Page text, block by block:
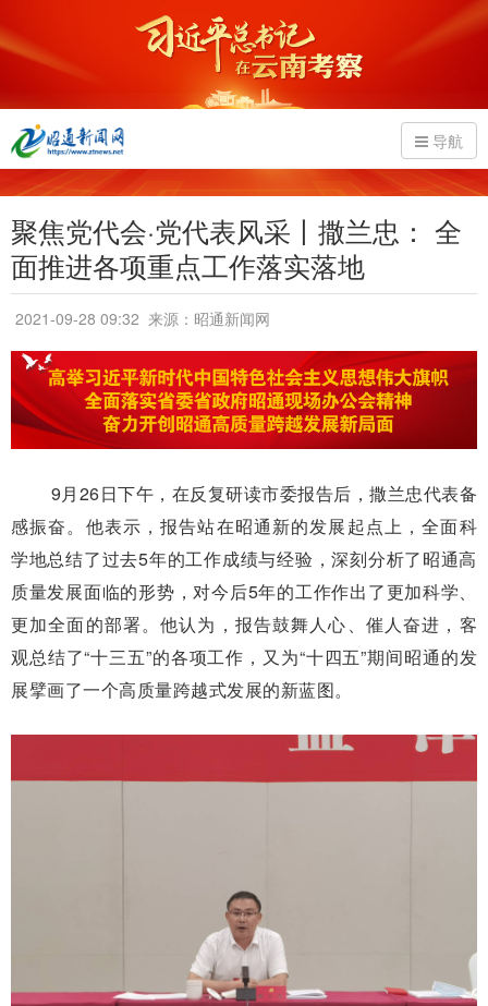
导航
聚焦党代会·党代表风采丨撒兰忠： 全
面推进各项重点工作落实落地
2021-09-28 09:32 来源：昭通新闻网
9月26日下午，在反复研读市委报告后，撒兰忠代表备
感振奋。他表示，报告站在昭通新的发展起点上，全面科
学地总结了过去5年的工作成绩与经验，深刻分析了昭通高
质量发展面临的形势，对今后5年的工作作出了更加科学、
更加全面的部署。他认为，报告鼓舞人心、催人奋进，客
观总结了“十三五”的各项工作，又为“十四五”期间昭通的发
展擘画了一个高质量跨越式发展的新蓝图。